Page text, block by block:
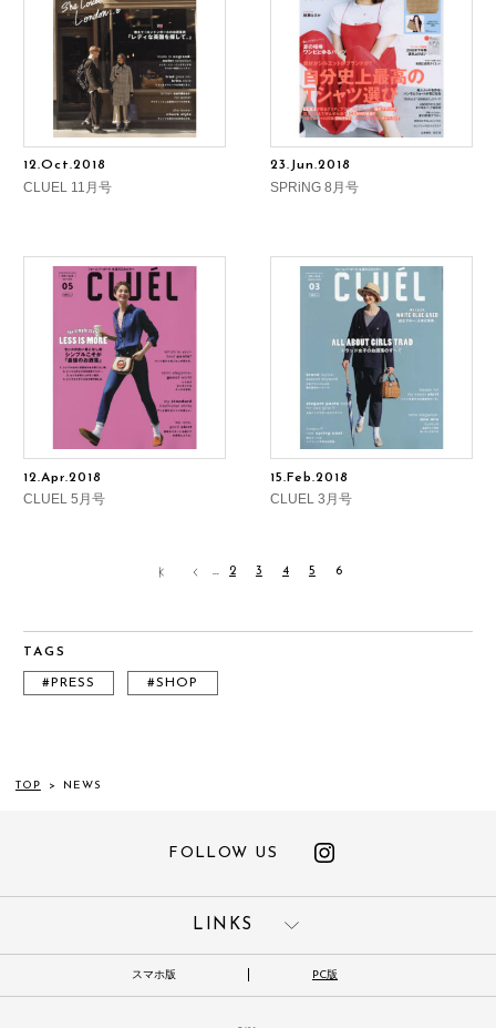
12.Oct.2018
CLUEL 11月号
23.Jun.2018
SPRiNG 8月号
12.Apr.2018
CLUEL 5月号
15.Feb.2018
CLUEL 3月号
… 2 3 4 5 6
TAGS
#PRESS #SHOP
TOP > NEWS
FOLLOW US
LINKS
スマホ版 PC版